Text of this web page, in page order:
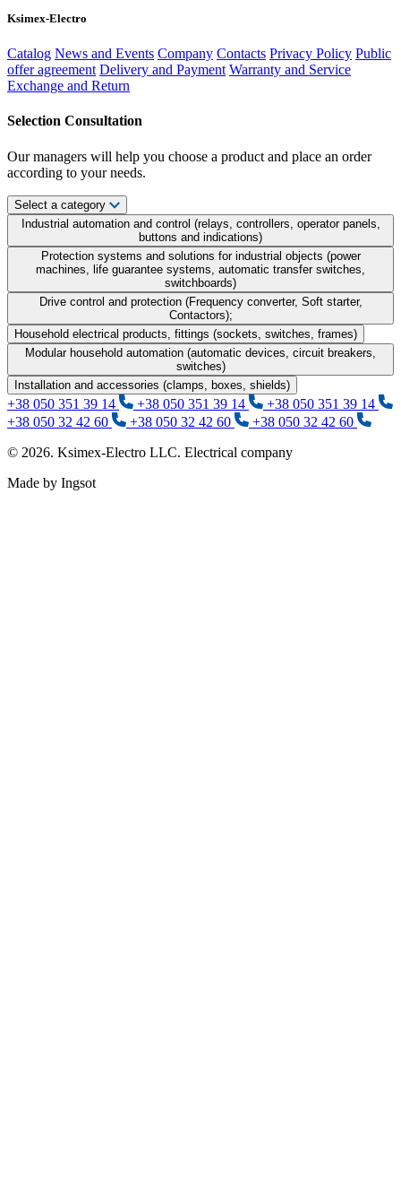
Ksimex-Electro
Catalog News and Events Company Contacts Privacy Policy Public
offer agreement Delivery and Payment Warranty and Service
Exchange and Return
Selection Consultation
Our managers will help you choose a product and place an order
according to your needs.
Select a category
Industrial automation and control (relays, controllers, operator panels,
buttons and indications)
Protection systems and solutions for industrial objects (power
machines, life guarantee systems, automatic transfer switches,
switchboards)
Drive control and protection (Frequency converter, Soft starter,
Contactors);
Household electrical products, fittings (sockets, switches, frames)
Modular household automation (automatic devices, circuit breakers,
switches)
Installation and accessories (clamps, boxes, shields)
+38 050 351 39 14 +38 050 351 39 14
+38 050 351 39 14
+38 050 32 42 60
+38 050 32 42 60
+38 050 32 42 60
© 2026. Ksimex-Electro LLC. Electrical company
Made by Ingsot